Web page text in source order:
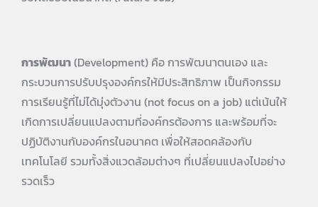
การพัฒนา(Development) คือ การพัฒนาตนเอง และ
กระบวนการปรับปรุงองค์กรให้มีประสิทธิภาพ เป็นกิจกรรม
การเรียนรู้ที่ไม่ได้มุ่งตัวงาน (not focus on a job) แต่เน้นให้
เกิดการเปลี่ยนแปลงตามที่องค์กรต้องการ และพร้อมที่จะ
ปฏิบัติงานกับองค์กรในอนาคต เพื่อให้สอดคล้องกับ
เทคโนโลยี รวมทั้งสิ่งแวดล้อมต่างๆ ที่เปลี่ยนแปลงไปอย่าง
รวดเร็ว